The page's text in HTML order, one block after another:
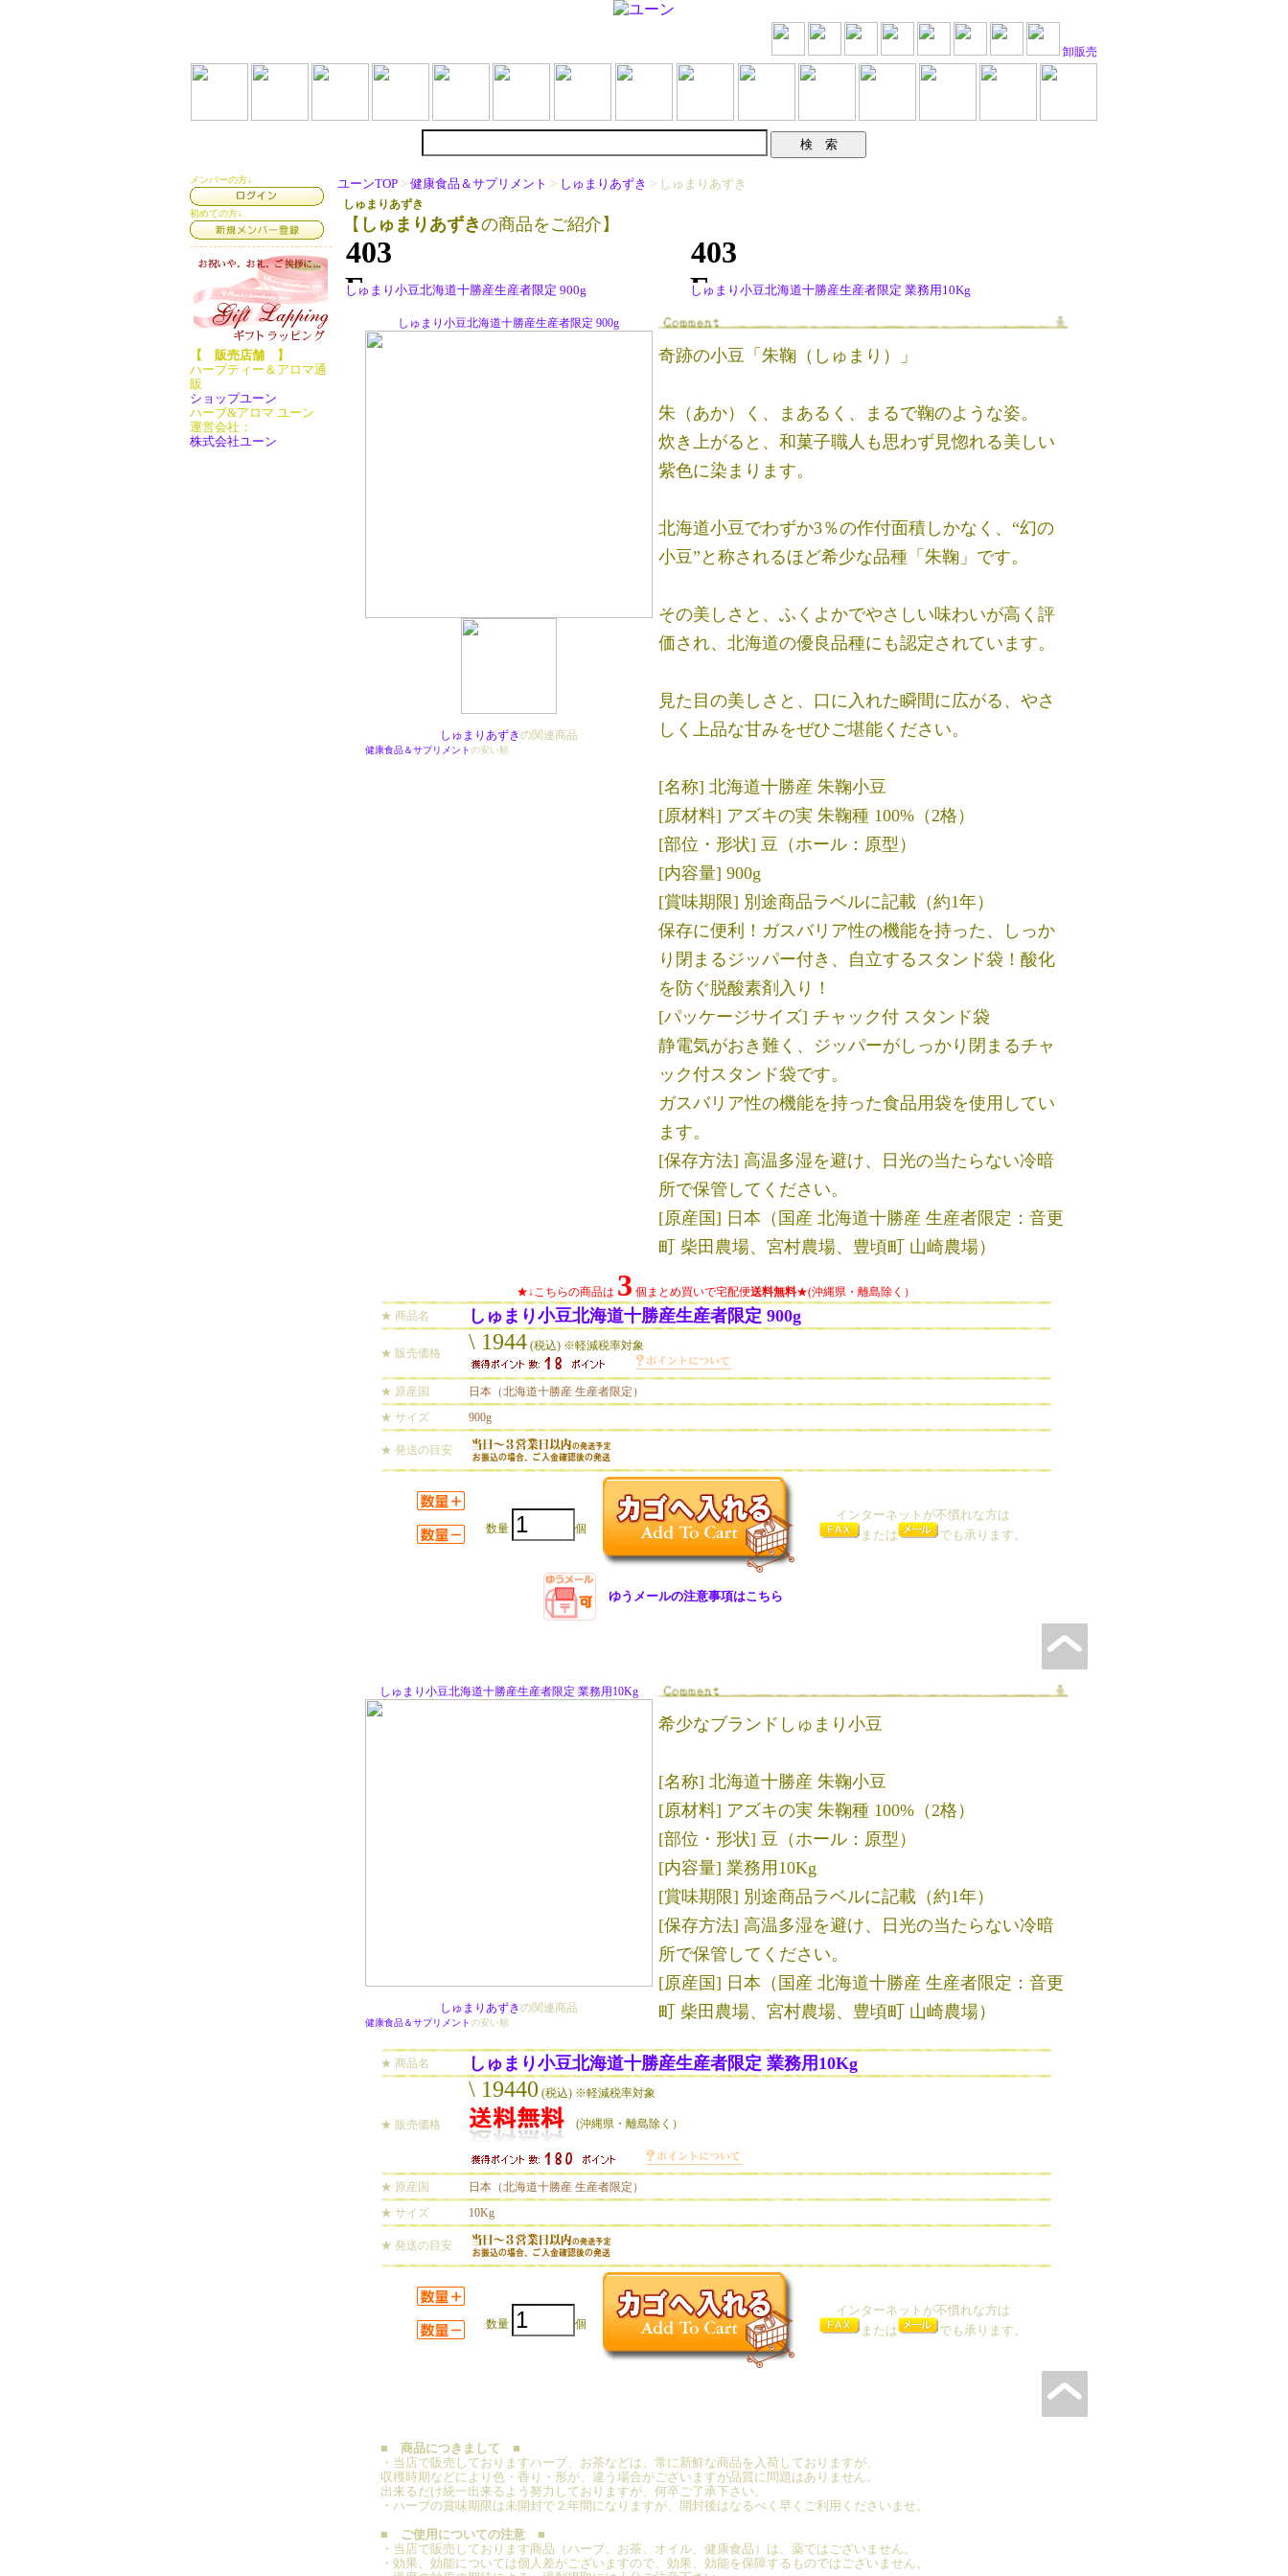
卸販売
メンバーの方↓
初めての方↓
【 販売店舗 】
ハーブティー＆アロマ通
販
ショップユーン
ハーブ&アロマ ユーン
運営会社：
株式会社ユーン
ユーンTOP > 健康食品＆サプリメント > しゅまりあずき > しゅまりあずき
しゅまりあずき
【 しゅまりあずきの商品をご紹介】
しゅまり小豆北海道十勝産生産者限定 900g しゅまり小豆北海道十勝産生産者限定 業務用10Kg
しゅまり小豆北海道十勝産生産者限定 900g
しゅまりあずきの関連商品
健康食品＆サプリメントの安い順
奇跡の小豆「朱鞠（しゅまり）」
朱（あか）く、まあるく、まるで鞠のような姿。
炊き上がると、和菓子職人も思わず見惚れる美しい
紫色に染まります。
北海道小豆でわずか3％の作付面積しかなく、“幻の
小豆”と称されるほど希少な品種「朱鞠」です。
その美しさと、ふくよかでやさしい味わいが高く評
価され、北海道の優良品種にも認定されています。
見た目の美しさと、口に入れた瞬間に広がる、やさ
しく上品な甘みをぜひご堪能ください。
[名称] 北海道十勝産 朱鞠小豆
[原材料] アズキの実 朱鞠種 100%（2格）
[部位・形状] 豆（ホール：原型）
[内容量] 900g
[賞味期限] 別途商品ラベルに記載（約1年）
保存に便利！ガスバリア性の機能を持った、しっか
り閉まるジッパー付き、自立するスタンド袋！酸化
を防ぐ脱酸素剤入り！
[パッケージサイズ] チャック付 スタンド袋
静電気がおき難く、ジッパーがしっかり閉まるチャ
ック付スタンド袋です。
ガスバリア性の機能を持った食品用袋を使用してい
ます。
[保存方法] 高温多湿を避け、日光の当たらない冷暗
所で保管してください。
[原産国] 日本（国産 北海道十勝産 生産者限定：音更
町 柴田農場、宮村農場、豊頃町 山崎農場）
★↓こちらの商品は 3 個まとめ買いで宅配便送料無料★(沖縄県・離島除く）
★ 商品名
しゅまり小豆北海道十勝産生産者限定 900g
★ 販売価格 \ 1944 (税込) ※軽減税率対象
★ 原産国
日本（北海道十勝産 生産者限定）
★ サイズ
900g
★ 発送の目安
数量 個
インターネットが不慣れな方は
または
でも承ります。
ゆうメールの注意事項はこちら
しゅまり小豆北海道十勝産生産者限定 業務用10Kg
しゅまりあずきの関連商品
健康食品＆サプリメントの安い順
希少なブランドしゅまり小豆
[名称] 北海道十勝産 朱鞠小豆
[原材料] アズキの実 朱鞠種 100%（2格）
[部位・形状] 豆（ホール：原型）
[内容量] 業務用10Kg
[賞味期限] 別途商品ラベルに記載（約1年）
[保存方法] 高温多湿を避け、日光の当たらない冷暗
所で保管してください。
[原産国] 日本（国産 北海道十勝産 生産者限定：音更
町 柴田農場、宮村農場、豊頃町 山崎農場）
★ 商品名 しゅまり小豆北海道十勝産生産者限定 業務用10Kg
★ 販売価格
\ 19440 (税込) ※軽減税率対象
(沖縄県・離島除く）
★ 原産国
日本（北海道十勝産 生産者限定）
★ サイズ
10Kg
★ 発送の目安
数量 個
インターネットが不慣れな方は
または
でも承ります。
■ 商品につきまして ■
・当店で販売しておりますハーブ、お茶などは、常に新鮮な商品を入荷しておりますが、
収穫時期などにより色・香り・形が、違う場合がございますが品質に問題はありません。
出来るだけ統一出来るよう努力しておりますが、何卒ご了承下さい。
・ハーブの賞味期限は未開封で２年間になりますが、開封後はなるべく早くご利用くださいませ。
■ ご使用についての注意 ■
・当店で販売しております商品（ハーブ、お茶、オイル、健康食品）は、薬ではございません。
・効果、効能については個人差がございますので、効果、効能を保障するものではございません。